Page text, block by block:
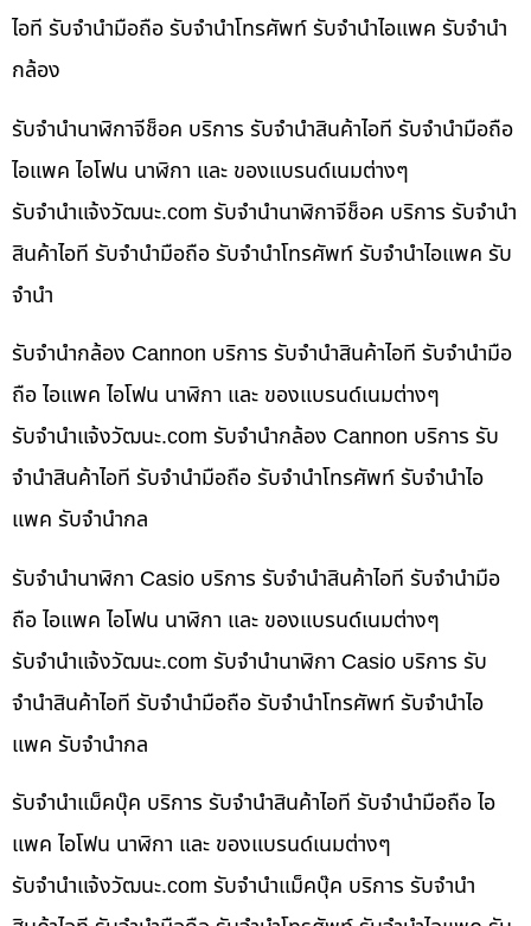
ไอที รับจำนำมือถือ รับจำนำโทรศัพท์ รับจำนำไอแพค รับจำนำ
กล้อง
รับจำนำนาฬิกาจีช็อค บริการ รับจำนำสินค้าไอที รับจำนำมือถือ
ไอแพค ไอโฟน นาฬิกา และ ของแบรนด์เนมต่างๆ
รับจํานําแจ้งวัฒนะ.com รับจำนำนาฬิกาจีช็อค บริการ รับจำนำ
สินค้าไอที รับจำนำมือถือ รับจำนำโทรศัพท์ รับจำนำไอแพค รับ
จำนำ
รับจำนำกล้อง Cannon บริการ รับจำนำสินค้าไอที รับจำนำมือ
ถือ ไอแพค ไอโฟน นาฬิกา และ ของแบรนด์เนมต่างๆ
รับจํานําแจ้งวัฒนะ.com รับจำนำกล้อง Cannon บริการ รับ
จำนำสินค้าไอที รับจำนำมือถือ รับจำนำโทรศัพท์ รับจำนำไอ
แพค รับจำนำกล
รับจำนำนาฬิกา Casio บริการ รับจำนำสินค้าไอที รับจำนำมือ
ถือ ไอแพค ไอโฟน นาฬิกา และ ของแบรนด์เนมต่างๆ
รับจํานําแจ้งวัฒนะ.com รับจำนำนาฬิกา Casio บริการ รับ
จำนำสินค้าไอที รับจำนำมือถือ รับจำนำโทรศัพท์ รับจำนำไอ
แพค รับจำนำกล
รับจำนำแม็คบุ๊ค บริการ รับจำนำสินค้าไอที รับจำนำมือถือ ไอ
แพค ไอโฟน นาฬิกา และ ของแบรนด์เนมต่างๆ
รับจํานําแจ้งวัฒนะ.com รับจำนำแม็คบุ๊ค บริการ รับจำนำ